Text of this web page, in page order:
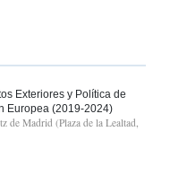
Exteriores y Política de
Europea (2019-2024)
Madrid (Plaza de la Lealtad,